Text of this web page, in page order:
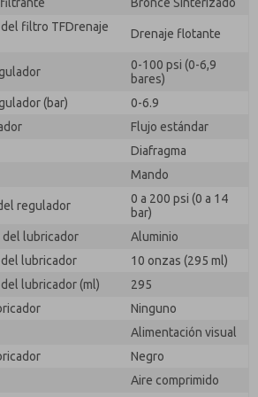
filtro TFDrenaje
Drenaje flotante
0-100 psi (0-6,9
bares)
(bar)
0-6.9
Flujo estándar
Diafragma
Mando
regulador
0 a 200 psi (0 a 14
bar)
lubricador
Aluminio
lubricador
10 onzas (295 ml)
lubricador (ml)
295
Ninguno
Alimentación visual
Negro
Aire comprimido